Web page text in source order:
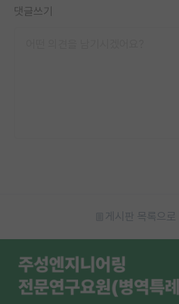
댓글쓰기
게시판 목록으로